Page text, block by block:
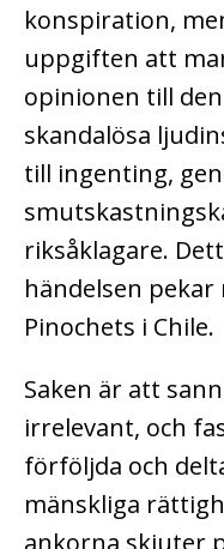
konspiration,
uppgiften att
opinionen till
skandalösa
till ingenting,
riksåklagare.
händelsen
Pinochets i Chile.
Saken är att
irrelevant, och
förföljda och
mänskliga